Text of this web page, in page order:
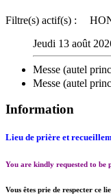
Filtre(s) actif(s) :
Jeudi 13 août
Messe (autel
Messe (autel
Information
Lieu de prière et
You are kindly requested to be
Vous êtes prie de respecter ce